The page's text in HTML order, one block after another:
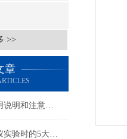
>>
章
数字式兆欧表的使用说明和注意事项
微机机电保护测试仪实验时的5大注意事项，你可千万要当心！